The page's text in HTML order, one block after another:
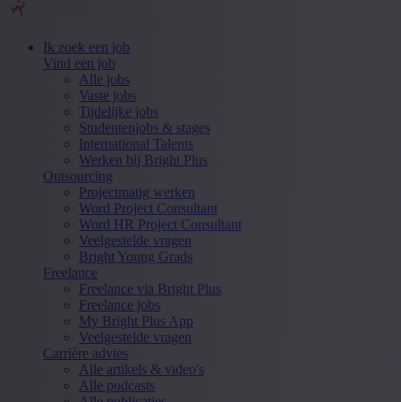
Ik zoek een job
Vind een job
Alle jobs
Vaste jobs
Tijdelijke jobs
Studentenjobs & stages
International Talents
Werken bij Bright Plus
Outsourcing
Projectmatig werken
Word Project Consultant
Word HR Project Consultant
Veelgestelde vragen
Bright Young Grads
Freelance
Freelance via Bright Plus
Freelance jobs
My Bright Plus App
Veelgestelde vragen
Carrière advies
Alle artikels & video's
Alle podcasts